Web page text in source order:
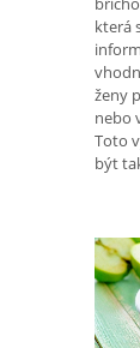
která
ženy
nebo
Toto
být